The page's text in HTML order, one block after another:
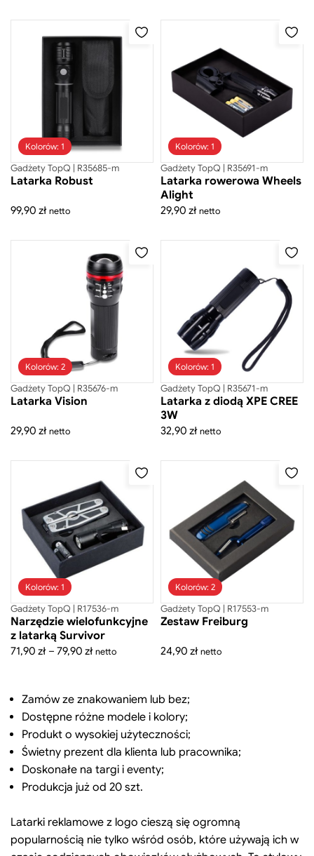
Gadżety TopQ
minimalna
maksymalna
-
maksymalna
Zastosuj filtr ceny
Kolorów: 1
Gadżety TopQ | R35685-m
Latarka Robust
99,90 złnetto
Kolorów: 1
Gadżety TopQ | R35691-m
Latarka rowerowa Wheels
Alight
29,90 złnetto
Kolorów: 2
Gadżety TopQ | R35676-m
Latarka Vision
29,90 złnetto
Kolorów: 1
Gadżety TopQ | R35671-m
Latarka z diodą XPE CREE
3W
32,90 złnetto
Kolorów: 1
Gadżety TopQ | R17536-m
Narzędzie wielofunkcyjne
z latarką Survivor
71,90 zł – 79,90 złZakres
71,90 zł
do
79,90 zł
netto
Kolorów: 2
Gadżety TopQ | R17553-m
Zestaw Freiburg
24,90 złnetto
Zamów ze znakowaniem lub bez;
Dostępne różne modele i kolory;
Produkt o wysokiej użyteczności;
Świetny prezent dla klienta lub pracownika;
Doskonałe na targi i eventy;
Produkcja już od 20 szt.
Latarki reklamowe z logo cieszą się ogromną
popularnością nie tylko wśród osób, które używają ich w